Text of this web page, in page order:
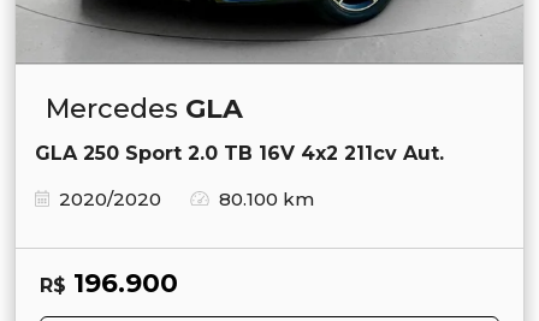
Mercedes GLA
GLA 250 Sport 2.0 TB 16V 4x2 211cv Aut.
2020/2020
80.100 km
R$ 196.900